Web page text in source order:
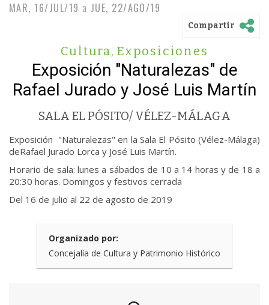
MAR, 16/JUL/19 a JUE, 22/AGO/19
Compartir
Cultura, Exposiciones
Exposición "Naturalezas" de
Rafael Jurado y José Luis Martín
SALA EL PÓSITO/ VÉLEZ-MÁLAGA
Exposición "Naturalezas" en la Sala El Pósito (Vélez-Málaga)
deRafael Jurado Lorca y José Luis Martín.
Horario de sala: lunes a sábados de 10 a 14 horas y de 18 a
20:30 horas. Domingos y festivos cerrada
Del 16 de julio al 22 de agosto de 2019
Organizado por:
Concejalía de Cultura y Patrimonio Histórico